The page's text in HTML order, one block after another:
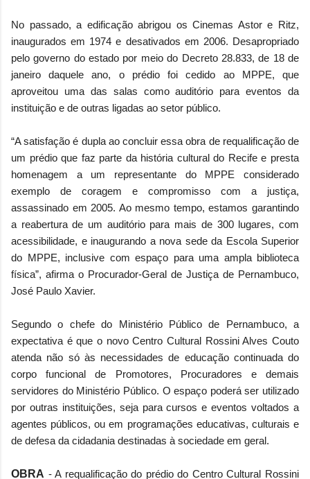
No passado, a edificação abrigou os Cinemas Astor e Ritz,
inaugurados em 1974 e desativados em 2006. Desapropriado
pelo governo do estado por meio do Decreto 28.833, de 18 de
janeiro daquele ano, o prédio foi cedido ao MPPE, que
aproveitou uma das salas como auditório para eventos da
instituição e de outras ligadas ao setor público.
“A satisfação é dupla ao concluir essa obra de requalificação de
um prédio que faz parte da história cultural do Recife e presta
homenagem a um representante do MPPE considerado
exemplo de coragem e compromisso com a justiça,
assassinado em 2005. Ao mesmo tempo, estamos garantindo
a reabertura de um auditório para mais de 300 lugares, com
acessibilidade, e inaugurando a nova sede da Escola Superior
do MPPE, inclusive com espaço para uma ampla biblioteca
física”, afirma o Procurador-Geral de Justiça de Pernambuco,
José Paulo Xavier.
Segundo o chefe do Ministério Público de Pernambuco, a
expectativa é que o novo Centro Cultural Rossini Alves Couto
atenda não só às necessidades de educação continuada do
corpo funcional de Promotores, Procuradores e demais
servidores do Ministério Público. O espaço poderá ser utilizado
por outras instituições, seja para cursos e eventos voltados a
agentes públicos, ou em programações educativas, culturais e
de defesa da cidadania destinadas à sociedade em geral.
OBRA - A requalificação do prédio do Centro Cultural Rossini